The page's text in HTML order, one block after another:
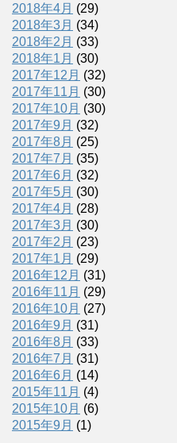
2018年4月 (29)
2018年3月 (34)
2018年2月 (33)
2018年1月 (30)
2017年12月 (32)
2017年11月 (30)
2017年10月 (30)
2017年9月 (32)
2017年8月 (25)
2017年7月 (35)
2017年6月 (32)
2017年5月 (30)
2017年4月 (28)
2017年3月 (30)
2017年2月 (23)
2017年1月 (29)
2016年12月 (31)
2016年11月 (29)
2016年10月 (27)
2016年9月 (31)
2016年8月 (33)
2016年7月 (31)
2016年6月 (14)
2015年11月 (4)
2015年10月 (6)
2015年9月 (1)